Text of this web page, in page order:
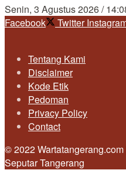
Senin, 3 Agustus 2026 /
Facebook
Twitter
Tentang Kami
Disclaimer
Kode Etik
Pedoman
Privacy Policy
Contact
© 2022
Seputar Tangerang